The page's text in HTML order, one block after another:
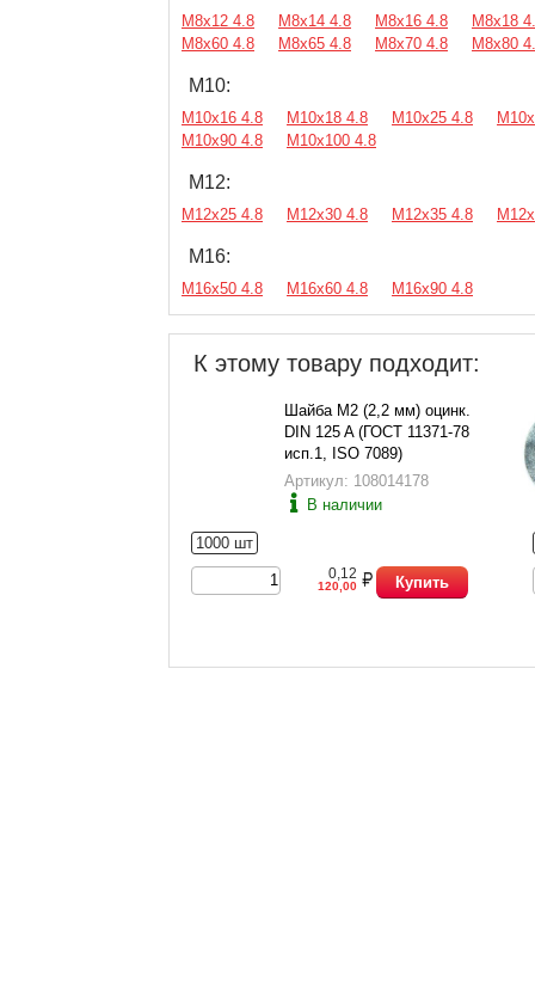
М8х12 4.8 М8х14 4.8 М8х16 4.8
М8х18
М8х60 4.8
М8х65 4.8 М8х70 4.8 М8х80
М10:
М10х16 4.8 М10х18 4.8 М10х25 4.8
М10х90 4.8
М10х100 4.8
М12:
М12х25 4.8 М12х30 4.8 М12х35 4.8
М16:
М16х50 4.8 М16х60 4.8 М16х90 4.8
К этому товару подходит:
Шайба М2 (2,2 мм) оцинк.
DIN 125 A (ГОСТ 11371-78
исп.1, ISO 7089)
Артикул: 108014178
В наличии
1000 шт
0,12
120,00 Купить